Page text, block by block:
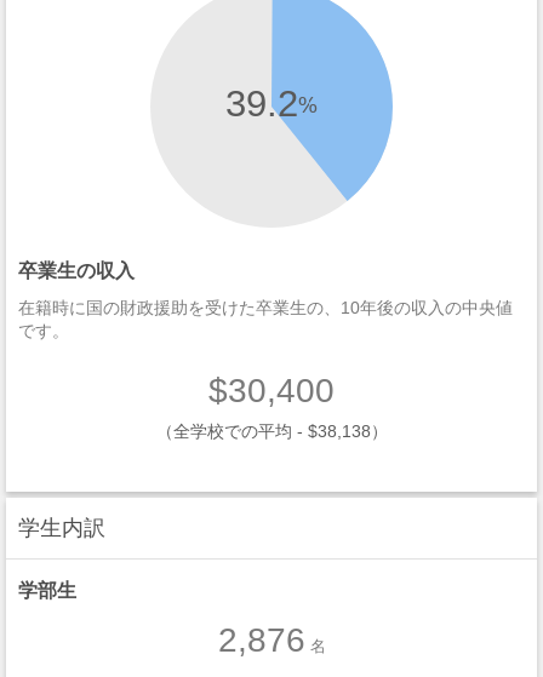
39.2%
卒業生の収入
在籍時に国の財政援助を受けた卒業生の、10年後の収入の中央値
です。
$30,400
（全学校での平均 - $38,138）
学生内訳
学部生
2,876 名